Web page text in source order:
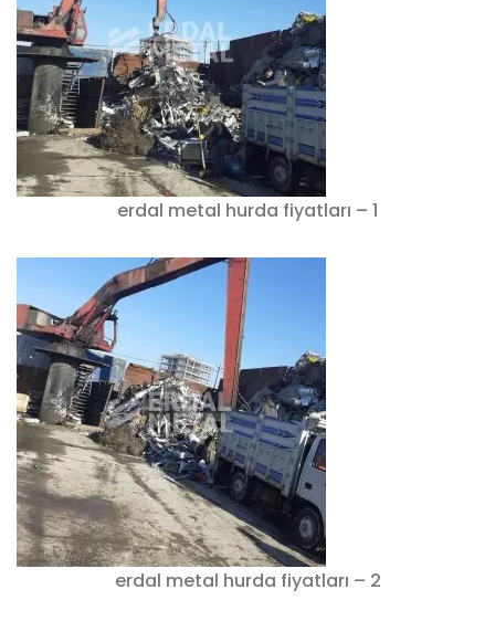
erdal metal hurda fiyatları – 1
erdal metal hurda fiyatları – 2